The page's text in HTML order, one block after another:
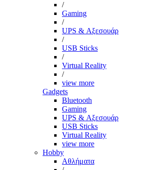
/
Gaming
/
UPS & Αξεσουάρ
/
USB Sticks
/
Virtual Reality
/
view more
Gadgets
Bluetooth
Gaming
UPS & Αξεσουάρ
USB Sticks
Virtual Reality
view more
Hobby
Αθλήματα